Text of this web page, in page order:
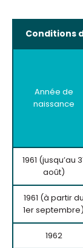
Conditions
Année de
naissance
1961 (jusqu’au
août)
1961 (à partir du
1er septembre)
1962